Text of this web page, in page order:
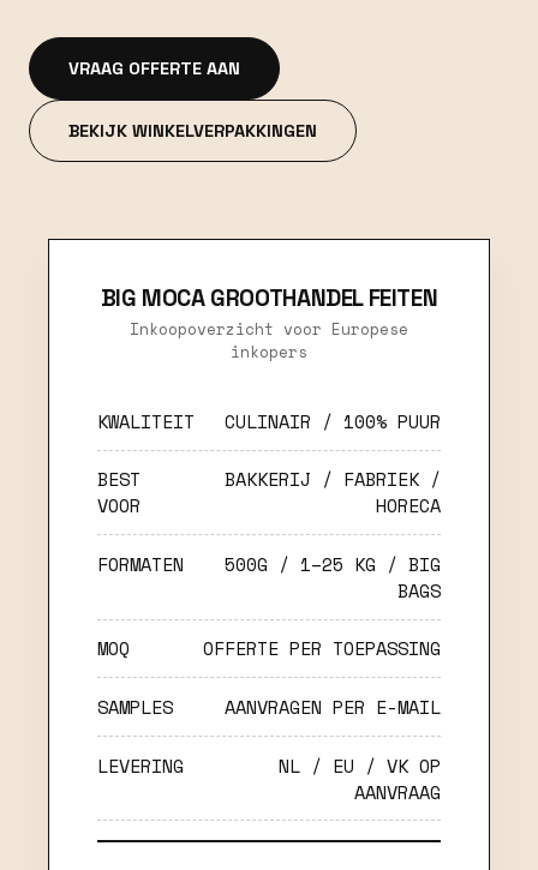
VRAAG OFFERTE AAN
BEKIJK WINKELVERPAKKINGEN
BIG MOCA GROOTHANDEL FEITEN
Inkoopoverzicht voor Europese
inkopers
KWALITEIT CULINAIR / 100% PUUR
BEST
VOOR
BAKKERIJ / FABRIEK /
HORECA
FORMATEN
500G / 1–25 KG / BIG
BAGS
MOQ OFFERTE PER TOEPASSING
SAMPLES AANVRAGEN PER E-MAIL
LEVERING
NL / EU / VK OP
AANVRAAG